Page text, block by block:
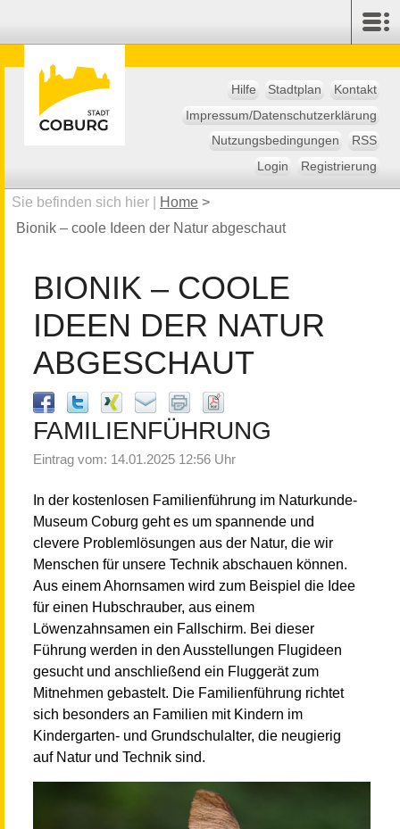
Hilfe Stadtplan
Kontakt
Impressum/Datenschutzerklärung
Nutzungsbedingungen
RSS
Login
Registrierung
Sie befinden sich hier | Home >
Bionik – coole Ideen der Natur abgeschaut
BIONIK – COOLE
IDEEN DER NATUR
ABGESCHAUT
FAMILIENFÜHRUNG
Eintrag vom: 14.01.2025 12:56 Uhr
In der kostenlosen Familienführung im Naturkunde-
Museum Coburg geht es um spannende und
clevere Problemlösungen aus der Natur, die wir
Menschen für unsere Technik abschauen können.
Aus einem Ahornsamen wird zum Beispiel die Idee
für einen Hubschrauber, aus einem
Löwenzahnsamen ein Fallschirm. Bei dieser
Führung werden in den Ausstellungen Flugideen
gesucht und anschließend ein Fluggerät zum
Mitnehmen gebastelt. Die Familienführung richtet
sich besonders an Familien mit Kindern im
Kindergarten- und Grundschulalter, die neugierig
auf Natur und Technik sind.